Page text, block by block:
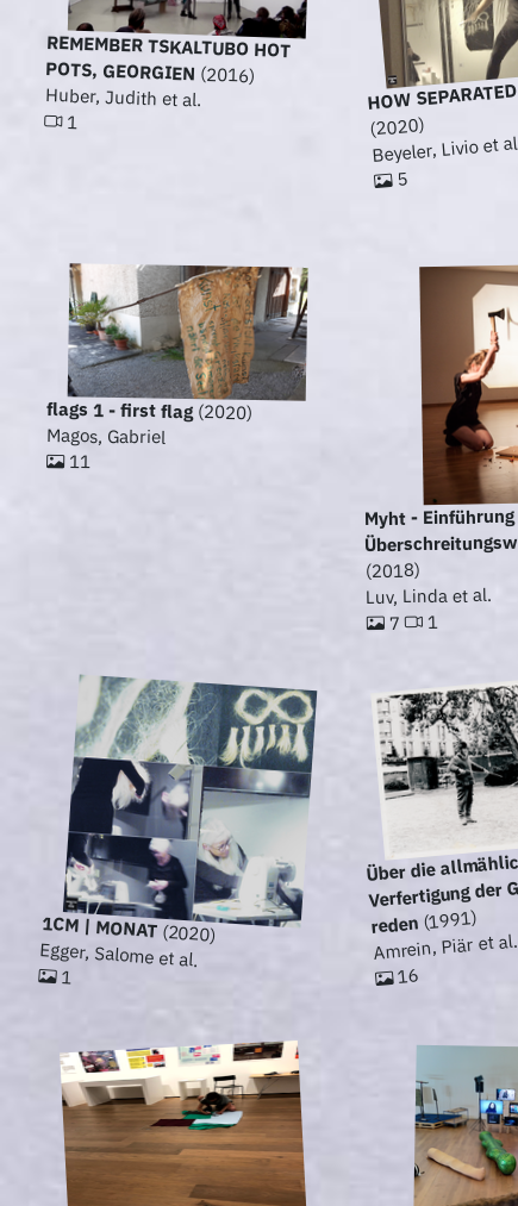
REMEMBER TSKALTUBO HOT
POTS, GEORGIEN (2016)
Huber, Judith et al.
1
HOW
(2020)
Beyeler, Livio et
5
flags 1 - first flag(2020)
Magos, Gabriel
11
Myht -
(2018)
Luv, Linda et al.
7 1
1CM | MONAT(2020)
Egger, Salome et al.
1
Über die
Verfertigung der
reden(1991)
Amrein, Piär et al.
16